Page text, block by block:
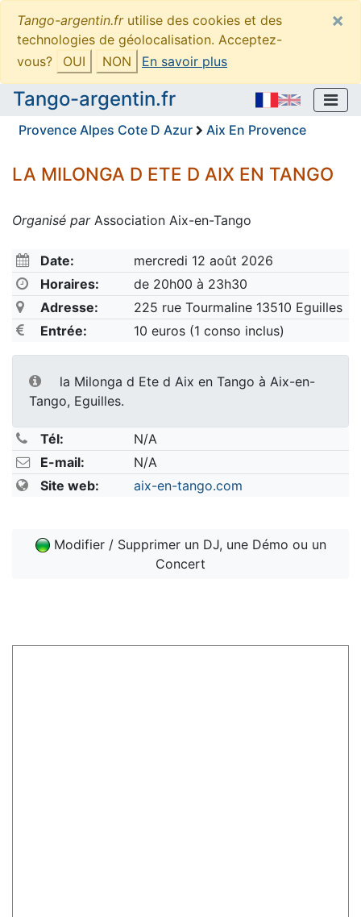
Tango-argentin.frutilise des cookies et des
technologies de géolocalisation. Acceptez-
vous?
OUI NON En savoir plus
×
Tango-argentin.fr
Provence Alpes Cote D Azur Aix En Provence
LA MILONGA D ETE D AIX EN TANGO
Organisé parAssociation Aix-en-Tango
Date:
mercredi 12 août 2026
Horaires:
de 20h00 à 23h30
Adresse:
225 rue Tourmaline 13510 Eguilles
Entrée:
10 euros (1 conso inclus)
la Milonga d Ete d Aix en Tango à Aix-en-
Tango, Eguilles.
Tél:
N/A
E-mail:
N/A
Site web:
aix-en-tango.com
Modifier / Supprimer un DJ, une Démo ou un
Concert